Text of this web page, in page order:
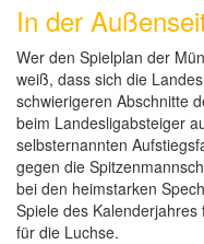
In der
Wer den Spielplan der
weiß, dass sich die
schwierigeren Abschnitte
beim Landesligabsteiger
selbsternannten
gegen die
bei den heimstarken
Spiele des
für die Luchse.